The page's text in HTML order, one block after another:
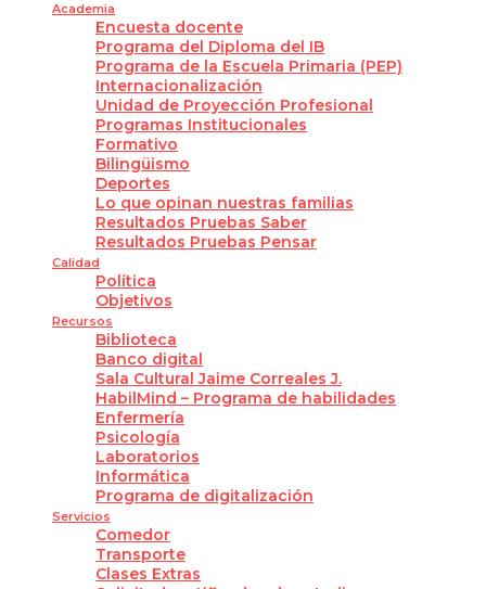
Academia
Encuesta docente
Programa del Diploma del IB
Programa de la Escuela Primaria (PEP)
Internacionalización
Unidad de Proyección Profesional
Programas Institucionales
Formativo
Bilingüismo
Deportes
Lo que opinan nuestras familias
Resultados Pruebas Saber
Resultados Pruebas Pensar
Calidad
Política
Objetivos
Recursos
Biblioteca
Banco digital
Sala Cultural Jaime Correales J.
HabilMind – Programa de habilidades
Enfermería
Psicología
Laboratorios
Informática
Programa de digitalización
Servicios
Comedor
Transporte
Clases Extras